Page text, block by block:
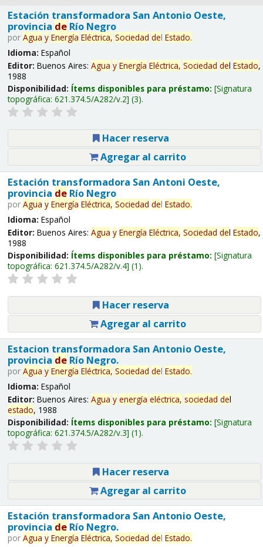
Estación transformadora San Antonio Oeste,
provincia deRío Negro
por Agua y Energía Eléctrica, Sociedad del Estado.
Idioma: Español
Editor: Buenos Aires: Agua y Energía Eléctrica, Sociedad del Estado,
1988
Disponibilidad: Ítems disponibles para préstamo: Signatura
topográfica: 621.374.5/A282/v.2 (3).
Hacer reserva
Agregar al carrito
Estación transformadora San Antoni Oeste,
provincia deRío Negro
por Agua y Energía Eléctrica, Sociedad del Estado.
Idioma: Español
Editor: Buenos Aires: Agua y Energía Eléctrica, Sociedad del Estado,
1988
Disponibilidad: Ítems disponibles para préstamo: Signatura
topográfica: 621.374.5/A282/v.4 (1).
Hacer reserva
Agregar al carrito
Estacion transformadora San Antonio Oeste,
provincia deRío Negro.
por Agua y Energía Eléctrica, Sociedad del Estado.
Idioma: Español
Editor: Buenos Aires: Agua y energía eléctrica, sociedad del
estado, 1988
Disponibilidad: Ítems disponibles para préstamo: Signatura
topográfica: 621.374.5/A282/v.3 (1).
Hacer reserva
Agregar al carrito
Estación transformadora San Antonio Oeste,
provincia deRío Negro.
por Agua y Energía Eléctrica, Sociedad del Estado.